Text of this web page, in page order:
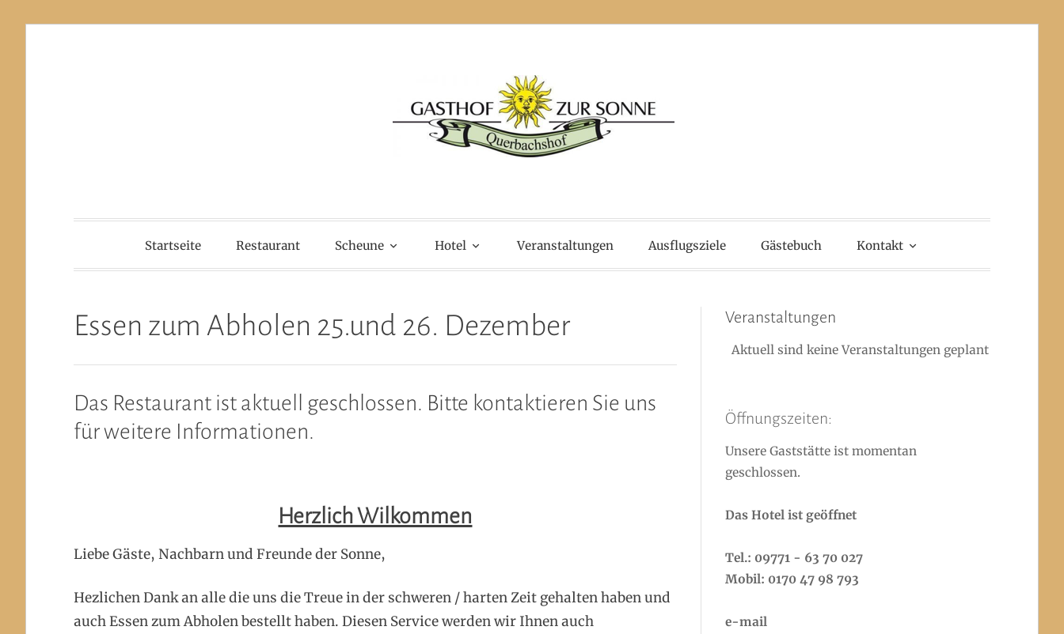
Hotel Gasthof zur Sonne
Startseite Restaurant Scheune Hotel Veranstaltungen Ausflugsziele Gästebuch Kontakt
Essen zum Abholen 25.und 26. Dezember
Das Restaurant ist aktuell geschlossen. Bitte kontaktieren Sie uns
für weitere Informationen.
Herzlich Wilkommen
Liebe Gäste, Nachbarn und Freunde der Sonne,
Hezlichen Dank an alle die uns die Treue in der schweren / harten Zeit gehalten haben und
auch Essen zum Abholen bestellt haben. Diesen Service werden wir Ihnen auch
Veranstaltungen
Aktuell sind keine Veranstaltungen geplant
Öffnungszeiten:
Unsere Gaststätte ist momentan
geschlossen.
Das Hotel ist geöffnet
Tel.: 09771 - 63 70 027
Mobil: 0170 47 98 793
e-mail